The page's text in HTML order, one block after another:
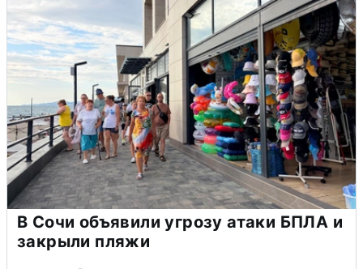
В Сочи объявили угрозу атаки БПЛА и
закрыли пляжи